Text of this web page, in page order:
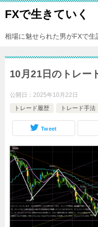
FXで生きていく
相場に魅せられた男がFXで生
10月21日のトレー
公開日： 2025年10月22日
トレード履歴
トレード手法
Tweet